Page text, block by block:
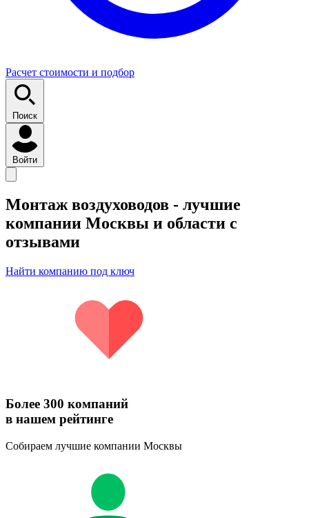
Расчет стоимости и подбор
Поиск
Войти
Монтаж воздуховодов - лучшие
компании Москвы и области с
отзывами
Найти компанию под ключ
Более 300 компаний
в нашем рейтинге
Собираем лучшие компании Москвы